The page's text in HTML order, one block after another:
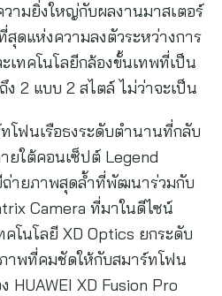
ามยิ่งใหญ่กับผลงานมาสเตอร์
ดแห่งความลงตัวระหว่างการ
เทคโนโลยีกล้องขั้นเทพที่เป็น
2 แบบ 2 สไตล์ ไม่ว่าจะเป็น
โฟนเรือธงระดับตำนานที่กลับ
ยใต้คอนเซ็ปต์ Legend
ถ่ายภาพสุดล้ำที่พัฒนาร่วมกับ
Camera ที่มาในดีไซน์
โนโลยี XD Optics ยกระดับ
าพที่คมชัดให้กับสมาร์ทโฟน
HUAWEI XD Fusion Pro